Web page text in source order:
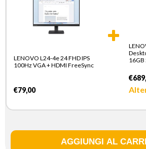
LENOVO L24-4e 24 FHD IPS
100Hz VGA + HDMI FreeSync
€79,00
16GB